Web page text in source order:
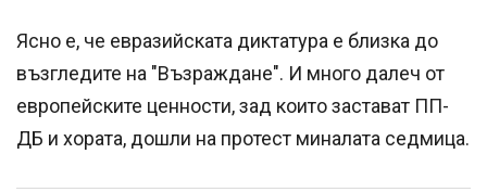
Ясно е, че евразийската диктатура е близка до
възгледите на "Възраждане". И много далеч от
европейските ценности, зад които застават ПП-
ДБ и хората, дошли на протест миналата седмица.